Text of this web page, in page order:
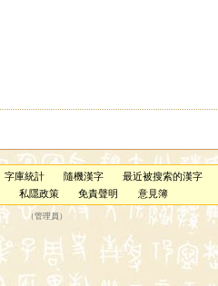
字庫統計 隨機漢字
最近被搜索的漢字
私隱政策 免責聲明 意見簿
（管理員 ）